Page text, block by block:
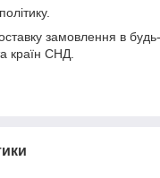
замовлення в
країн СНД.